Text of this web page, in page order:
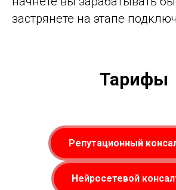
застрянете на этапе
Тарифы
Репутационный
Нейросетевой